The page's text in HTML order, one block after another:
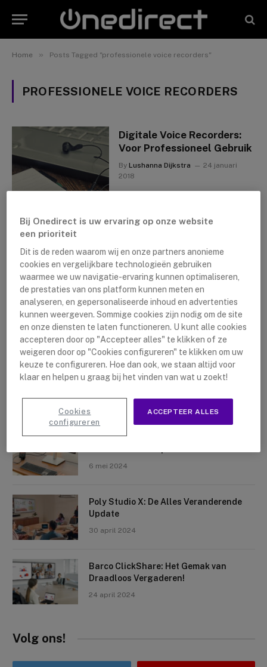
Home » Posts Tagged "professionele voice recorders"
PROFESSIONELE VOICE RECORDERS
Digitale Voice Recorders:
Voor Professioneel Gebruik
By Lushanna Dijkstra
24 januari
2018
Nieuwste artikelen
Logitech Sight: De Tafelcamera Voor
Crosscall X-Space: Transformeer Je
6 mei 2024
Poly Studio X: De Alles Veranderende
Update
30 april 2024
Barco ClickShare: Het Gemak van
Draadloos Vergaderen!
24 april 2024
Volg ons!
Bij Onedirect is uw ervaring op onze website
een prioriteit
Dit is de reden waarom wij en onze partners anonieme
cookies en vergelijkbare technologieën gebruiken
waarmee we uw navigatie-ervaring kunnen optimaliseren,
de prestaties van ons platform kunnen meten en
analyseren, en gepersonaliseerde inhoud en advertenties
kunnen weergeven. Sommige cookies zijn nodig om de site
en onze diensten te laten functioneren. U kunt alle cookies
accepteren door op "Accepteer alles" te klikken of ze
weigeren door op "Cookies configureren" te klikken om uw
keuze te configureren. Hoe dan ook, we staan altijd voor
klaar en helpen u graag bij het vinden van wat u zoekt!
ACCEPTEER ALLES
Cookies
configureren